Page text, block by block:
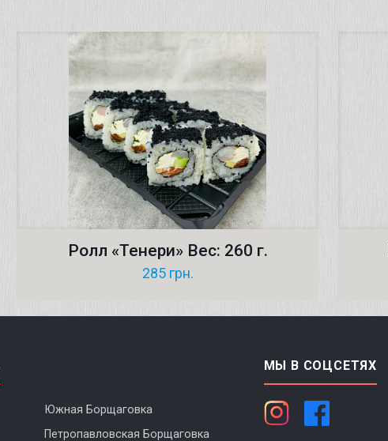
Ролл «Тенери» Вес: 260 г.
285 грн.
Южная Борщаговка
Петропавловская Борщаговка
МЫ В СОЦСЕТЯХ